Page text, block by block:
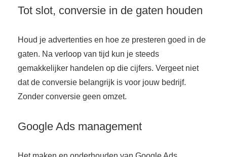
Tot slot, conversie in de gaten houden
Houd je advertenties en hoe ze presteren goed in de
gaten. Na verloop van tijd kun je steeds
gemakkelijker handelen op die cijfers. Vergeet niet
dat de conversie belangrijk is voor jouw bedrijf.
Zonder conversie geen omzet.
Google Ads management